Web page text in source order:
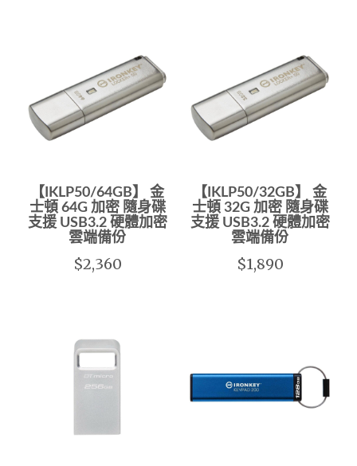
【IKLP50/64GB】 金
士頓 64G 加密 隨身碟
支援 USB3.2 硬體加密
雲端備份
$2,360
【IKLP50/32GB】 金
士頓 32G 加密 隨身碟
支援 USB3.2 硬體加密
雲端備份
$1,890